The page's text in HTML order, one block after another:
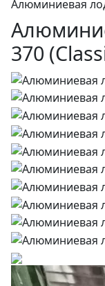
Алюминиевая
370